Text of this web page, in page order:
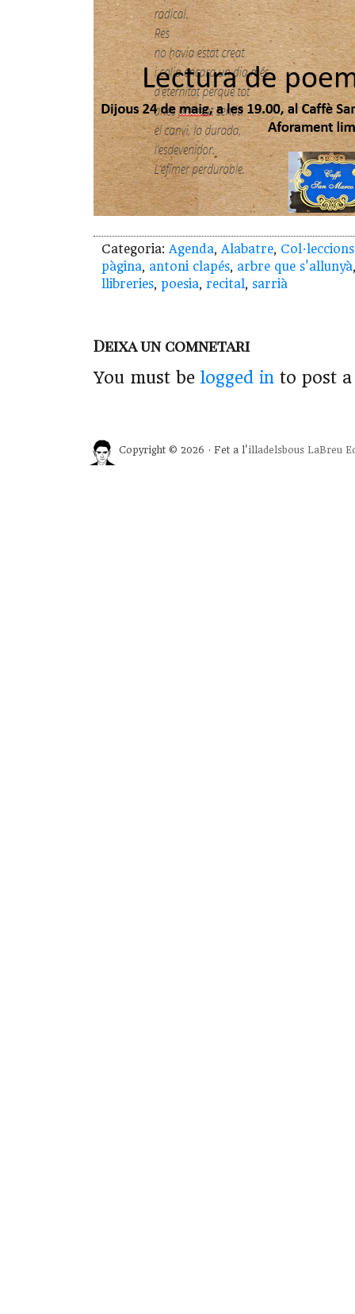
Categoria: Agenda, Alabatre, Col·leccions
pàgina, antoni clapés, arbre que s'allunyà
llibreries, poesia, recital, sarrià
Deixa un comnetari
You must be logged in to post
Copyright © 2026 · Fet a l'illadelsbous LaBreu